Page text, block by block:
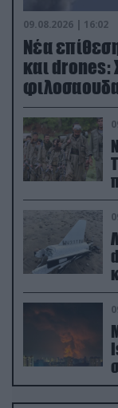
09.08.2026 | 16:02
Νέα
και drones: